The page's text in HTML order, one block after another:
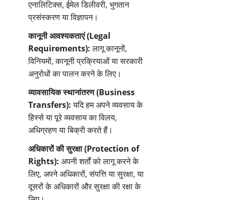
एनालिटिक्स, ईमेल डिलीवरी, भुगतान
प्रसंस्करण या विज्ञापन।
कानूनी आवश्यकताएं (Legal
Requirements):लागू कानूनों,
विनियमों, कानूनी प्रक्रियाओं या सरकारी
अनुरोधों का पालन करने के लिए।
व्यावसायिक स्थानांतरण (Business
Transfers):यदि हम अपने व्यवसाय के
हिस्से या पूरे व्यवसाय का विलय,
अधिग्रहण या बिक्री करते हैं।
अधिकारों की सुरक्षा (Protection of
Rights): अपनी शर्तों को लागू करने के
लिए, अपने अधिकारों, संपत्ति या सुरक्षा, या
दूसरों के अधिकारों और सुरक्षा की रक्षा के